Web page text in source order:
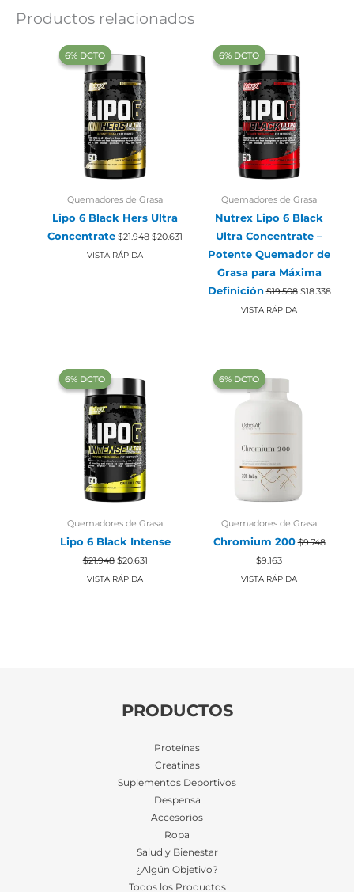
Productos relacionados
‍6% DCTO‍‍
‍6% DCTO‍‍
Quemadores de Grasa
Lipo 6 Black Hers Ultra
Concentrate $21.948 El
precio
$20.631
VISTA RÁPIDA
‍6% DCTO‍‍
‍6% DCTO‍‍
Quemadores de Grasa
Nutrex Lipo 6 Black
Ultra Concentrate –
Potente Quemador de
Grasa para Máxima
Definición $19.508 El
precio
$18.338El
VISTA RÁPIDA
‍6% DCTO‍‍
‍6% DCTO‍‍
Quemadores de Grasa
Lipo 6 Black Intense
$21.948 El
precio
original
$20.631El
precio
VISTA RÁPIDA
‍6% DCTO‍‍
‍6% DCTO‍‍
Quemadores de Grasa
Chromium 200 $9.748
El
precio
original
$9.163El
actual
VISTA RÁPIDA
PRODUCTOS
Proteínas
Creatinas
Suplementos Deportivos
Despensa
Accesorios
Ropa
Salud y Bienestar
¿Algún Objetivo?
Todos los Productos